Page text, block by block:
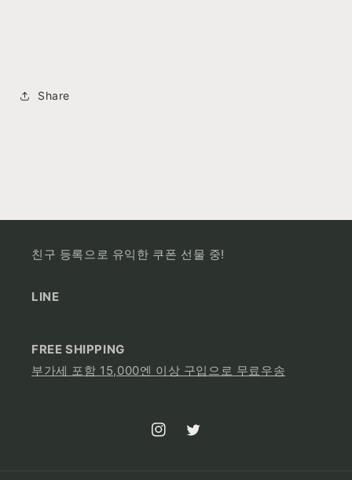
Share
친구 등록으로 유익한 쿠폰 선물 중!
LINE
FREE SHIPPING
부가세 포함 15,000엔 이상 구입으로 무료우송
InstagramTwitter